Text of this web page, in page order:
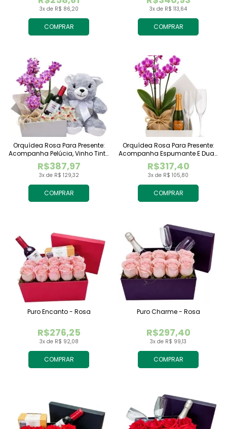
COMPRAR
3x de R$ 86,20
COMPRAR
3x de R$ 113,64
COMPRAR
3x de R$ 129,32
R$387,97
Orquídea Rosa Para Presente:
Acompanha Pelúcia, Vinho Tinto
Importado E Chocolate
Raffaello
COMPRAR
3x de R$ 105,80
R$317,40
Orquídea Rosa Para Presente:
Acompanha Espumante E Duas
Taças
COMPRAR
3x de R$ 92,08
R$276,25
Puro Encanto - Rosa
COMPRAR
3x de R$ 99,13
R$297,40
Puro Charme - Rosa